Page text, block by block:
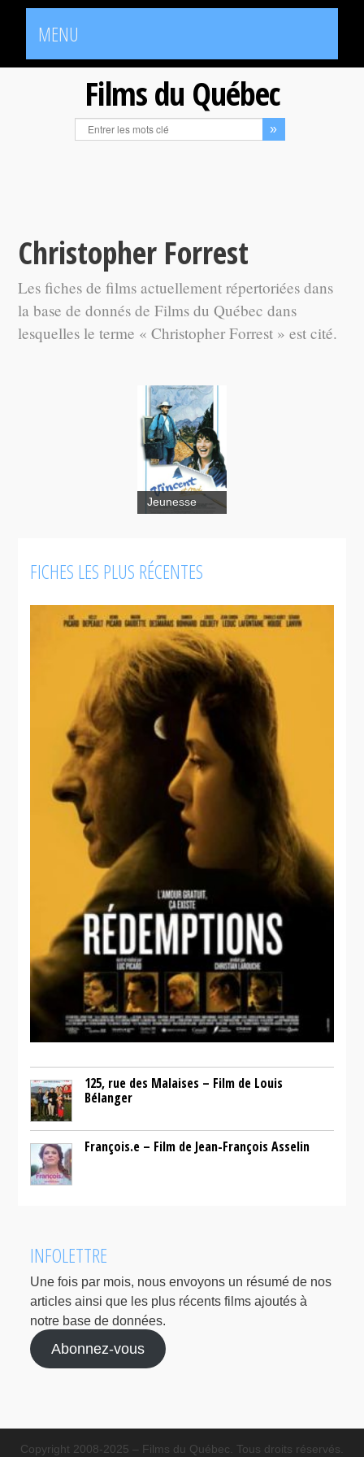
MENU
Films du Québec
Christopher Forrest
Les fiches de films actuellement répertoriées dans
la base de donnés de Films du Québec dans
lesquelles le terme « Christopher Forrest » est cité.
Vincent et
tous
Jeunesse
FICHES LES PLUS RÉCENTES
125, rue des Malaises – Film de Louis
Bélanger
François.e – Film de Jean-François Asselin
INFOLETTRE
Une fois par mois, nous envoyons un résumé de nos
articles ainsi que les plus récents films ajoutés à
notre base de données.
Abonnez-vous
Copyright 2008-2025 – Films du Québec. Tous droits réservés.